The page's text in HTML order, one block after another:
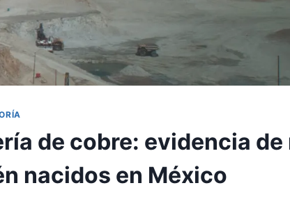
de cobre: evidencia
nacidos en México